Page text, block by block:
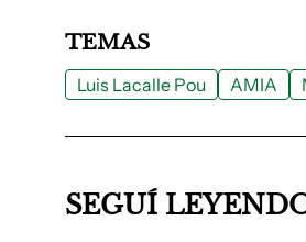
TEMAS
Luis Lacalle Pou AMIA
SEGUÍ